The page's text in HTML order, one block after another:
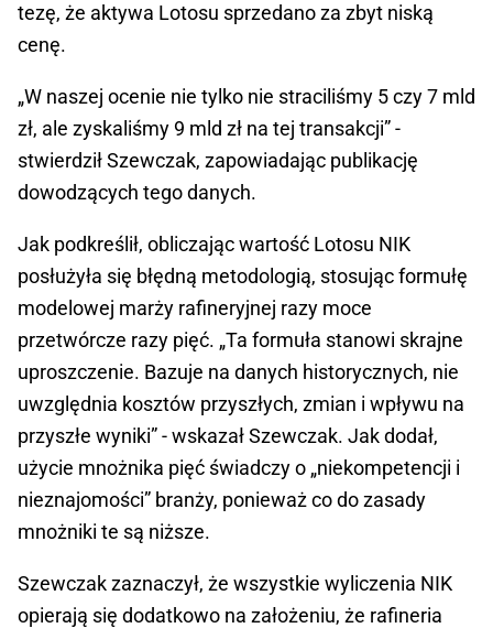
tezę, że aktywa Lotosu sprzedano za zbyt niską
cenę.
„W naszej ocenie nie tylko nie straciliśmy 5 czy 7 mld
zł, ale zyskaliśmy 9 mld zł na tej transakcji” -
stwierdził Szewczak, zapowiadając publikację
dowodzących tego danych.
Jak podkreślił, obliczając wartość Lotosu NIK
posłużyła się błędną metodologią, stosując formułę
modelowej marży rafineryjnej razy moce
przetwórcze razy pięć. „Ta formuła stanowi skrajne
uproszczenie. Bazuje na danych historycznych, nie
uwzględnia kosztów przyszłych, zmian i wpływu na
przyszłe wyniki” - wskazał Szewczak. Jak dodał,
użycie mnożnika pięć świadczy o „niekompetencji i
nieznajomości” branży, ponieważ co do zasady
mnożniki te są niższe.
Szewczak zaznaczył, że wszystkie wyliczenia NIK
opierają się dodatkowo na założeniu, że rafineria